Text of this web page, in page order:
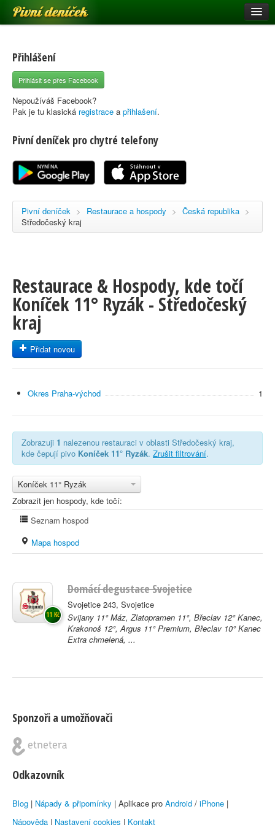
Pivní deníček
Pivní mapa
Pivní značky
Nápověda
Registrace
Přihlášení
Přihlásit se přes Facebook
Nepoužíváš Facebook?
Pak je tu klasická registrace a přihlašení.
Pivní deníček pro chytré telefony
Pivní deníček > Restaurace a hospody > Česká republika >
Středočeský kraj
Restaurace & Hospody, kde točí
Koníček 11° Ryzák - Středočeský
kraj
Přidat novou
Okres Praha-východ 1
Zobrazuji 1 nalezenou restauraci v oblasti Středočeský kraj,
kde čepují pivo Koníček 11° Ryzák. Zrušit filtrování.
Koníček 11° Ryzák
Zobrazit jen hospody, kde točí:
Seznam hospod
Mapa hospod
Domácí degustace Svojetice
Svojetice 243, Svojetice
Svijany 11° Máz, Zlatopramen 11°, Břeclav 12° Kanec,
Krakonoš 12°, Argus 11° Premium, Břeclav 10° Kanec
Extra chmelená, ...
11 Kč
Sponzoři a umožňovači
Odkazovník
Blog | Nápady & připomínky | Aplikace pro Android / iPhone |
Nápověda | Nastavení cookies | Kontakt